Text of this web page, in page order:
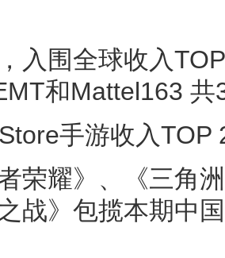
入围全球收入
和Mattel163 共
手游收入TOP
荣耀》、《三角
战》包揽本期中